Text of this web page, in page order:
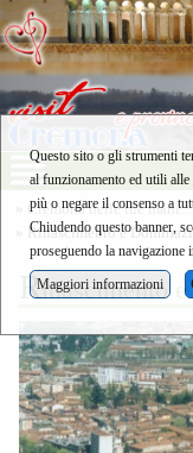
» Cremona nelle tue mani...
» Rinascimento e
Rinascimento e
Questo sito o gli strumenti
al funzionamento ed utili
più o negare il consenso a
Chiudendo questo banner,
proseguendo la navigazione
Maggiori informazioni